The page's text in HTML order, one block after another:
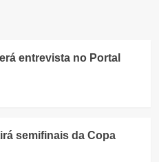
entrevista no Portal
semifinais da Copa